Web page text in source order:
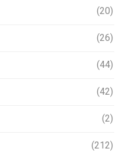
(20)
(26)
(44)
(42)
(2)
(212)